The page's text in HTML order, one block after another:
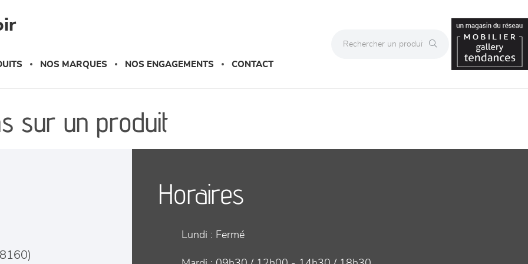
NOS MARQUES NOS ENGAGEMENTS CONTACT
sur un produit
)
Horaires
Lundi : Fermé